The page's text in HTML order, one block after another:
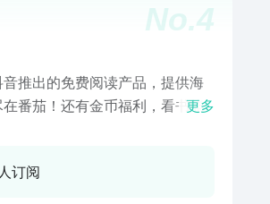
No.4
推出的免费阅读产品，提供海
番茄！还有金币福利，看书能
更多
订阅